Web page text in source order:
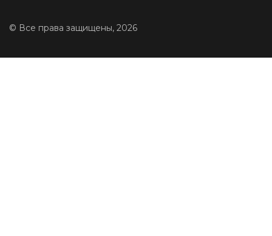
© Все права защищены, 2026